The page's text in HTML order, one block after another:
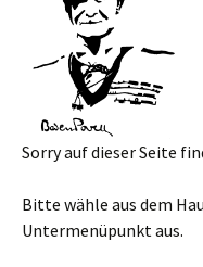
Sorry auf dieser Seite
Bitte wähle aus dem
Untermenüpunkt aus.